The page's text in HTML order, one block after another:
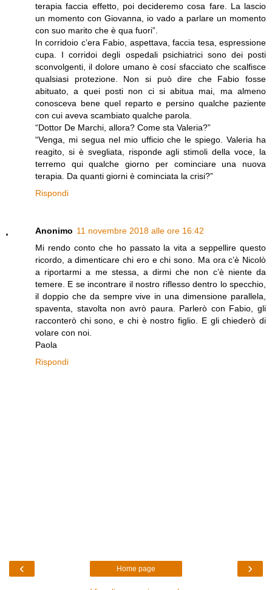
terapia faccia effetto, poi decideremo cosa fare. La lascio
un momento con Giovanna, io vado a parlare un momento
con suo marito che è qua fuori”.
In corridoio c’era Fabio, aspettava, faccia tesa, espressione
cupa. I corridoi degli ospedali psichiatrici sono dei posti
sconvolgenti, il dolore umano è cosí sfacciato che scalfisce
qualsiasi protezione. Non si può dire che Fabio fosse
abituato, a quei posti non ci si abitua mai, ma almeno
conosceva bene quel reparto e persino qualche paziente
con cui aveva scambiato qualche parola.
“Dottor De Marchi, allora? Come sta Valeria?”
“Venga, mi segua nel mio ufficio che le spiego. Valeria ha
reagito, si è svegliata, risponde agli stimoli della voce, la
terremo qui qualche giorno per cominciare una nuova
terapia. Da quanti giorni è cominciata la crisi?”
Rispondi
Anonimo 11 novembre 2018 alle ore 16:42
Mi rendo conto che ho passato la vita a seppellire questo
ricordo, a dimenticare chi ero e chi sono. Ma ora c’è Nicolò
a riportarmi a me stessa, a dirmi che non c’è niente da
temere. E se incontrare il nostro riflesso dentro lo specchio,
il doppio che da sempre vive in una dimensione parallela,
spaventa, stavolta non avrò paura. Parlerò con Fabio, gli
racconterò chi sono, e chi è nostro figlio. E gli chiederò di
volare con noi.
Paola
Rispondi
‹ ›
Home page